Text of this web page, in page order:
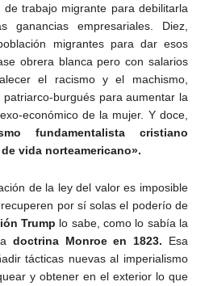
trabajo migrante para debilitarla
empresariales. Diez,
migrantes para dar esos
obrera blanca pero con salarios
el racismo y el machismo,
burgués para aumentar la
económico de la mujer. Y doce,
fundamentalista cristiano
vida norteamericano».
de la ley del valor es imposible
por sí solas el poderío de
Trump lo sabe, como lo sabía la
doctrina Monroe en 1823. Esa
tácticas nuevas al imperialismo
y obtener en el exterior lo que